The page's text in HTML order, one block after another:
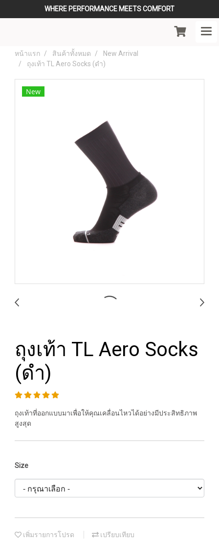
WHERE PERFORMANCE MEETS COMFORT
หน้าแรก สินค้าทั้งหมด
New Arrival
ถุงเท้า TL Aero Socks (ดำ)
New
ถุงเท้า TL Aero Socks
(ดำ)
ถุงเท้าที่ออกแบบมาเพื่อให้คุณเคลื่อนไหวได้อย่างมีประสิทธิภาพ
สูงสุด
Size
เพิ่มรายการโปรด เปรียบเทียบ